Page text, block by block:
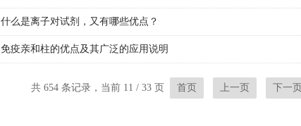
什么是离子对试剂，又有哪些优点？
免疫亲和柱的优点及其广泛的应用说明
共 654 条记录，当前 11 / 33 页 首页 上一页 下一页